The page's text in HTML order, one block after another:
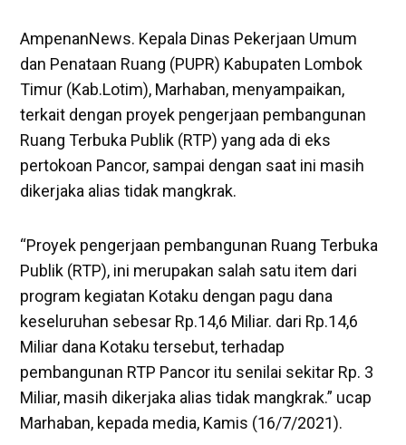
AmpenanNews. Kepala Dinas Pekerjaan Umum
dan Penataan Ruang (PUPR) Kabupaten Lombok
Timur (Kab.Lotim), Marhaban, menyampaikan,
terkait dengan proyek pengerjaan pembangunan
Ruang Terbuka Publik (RTP) yang ada di eks
pertokoan Pancor, sampai dengan saat ini masih
dikerjaka alias tidak mangkrak.
“Proyek pengerjaan pembangunan Ruang Terbuka
Publik (RTP), ini merupakan salah satu item dari
program kegiatan Kotaku dengan pagu dana
keseluruhan sebesar Rp.14,6 Miliar. dari Rp.14,6
Miliar dana Kotaku tersebut, terhadap
pembangunan RTP Pancor itu senilai sekitar Rp. 3
Miliar, masih dikerjaka alias tidak mangkrak.” ucap
Marhaban, kepada media, Kamis (16/7/2021).